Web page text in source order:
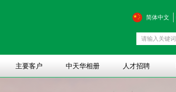
简体中文
主要客户 中天华相册 人才招聘